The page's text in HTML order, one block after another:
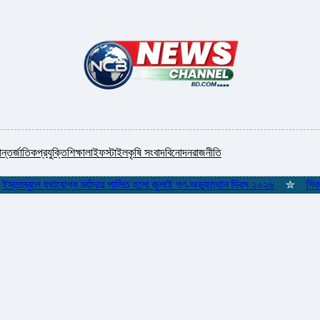
প্রযুক্তিশিক্ষালাইফস্টাইলকৃষি সংবাদবিনোদনরাজনীতি
যথাযোগ্য মর্যাদায় পালিত হলো জুলাই গণ-অভ্যুত্থান দিবস ২০২৬ ✮ শিকলমুক্ত